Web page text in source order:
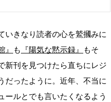
いきなり読者の心を鷲摑みに
』 も 『陽気な黙示録』
もそ
新刊を見つけたら直ちにレジ
だったように。近年、不当に
ールとでも言いたくなるよう